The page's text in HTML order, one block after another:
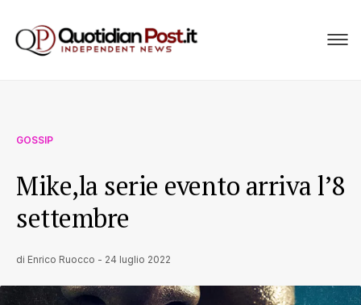
GOSSIP
Mike,la serie evento arriva l’8
settembre
di Enrico Ruocco - 24 luglio 2022